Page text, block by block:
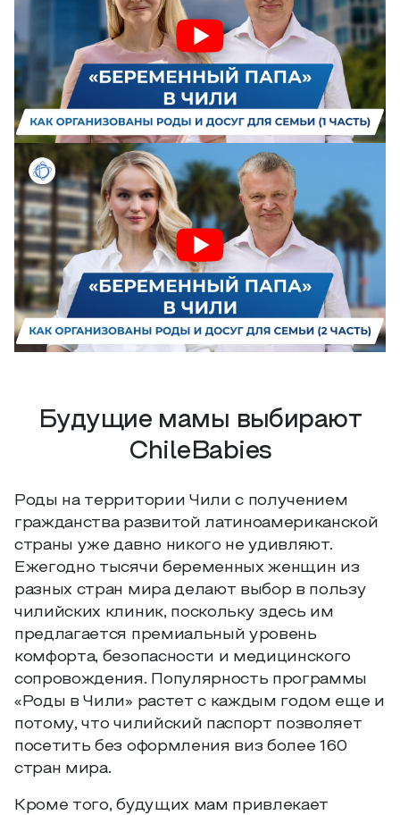
Будущие мамы выбирают
ChileBabies
Роды на территории Чили с получением
гражданства развитой латиноамериканской
страны уже давно никого не удивляют.
Ежегодно тысячи беременных женщин из
разных стран мира делают выбор в пользу
чилийских клиник, поскольку здесь им
предлагается премиальный уровень
комфорта, безопасности и медицинского
сопровождения. Популярность программы
«Роды в Чили» растет с каждым годом еще и
потому, что чилийский паспорт позволяет
посетить без оформления виз более 160
стран мира.
Кроме того, будущих мам привлекает